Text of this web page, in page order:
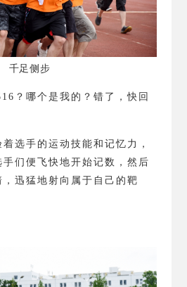
千足侧步
？ 哪个是我的？错了，快回
选手的运动技能和记忆力，
们便飞快地开始记数，然后
迅猛地射向属于自己的靶